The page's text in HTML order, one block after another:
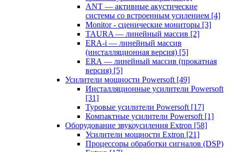
ANT — активные акустические
системы со встроенным усилением [4]
Monitor - сценические мониторы [3]
TAURA — линейный массив [2]
ERA-i — линейный массив
(инсталляционная версия) [5]
ERA — линейный массив (прокатная
версия) [5]
Усилители мощности Powersoft [49]
Инсталляционные усилители Powersoft
[31]
Туровые усилители Powersoft [17]
Компактные усилители Powersoft [1]
Оборудование звукоусиления Extron [58]
Усилители мощности Extron [21]
Процессоры обработки сигналов (DSP)